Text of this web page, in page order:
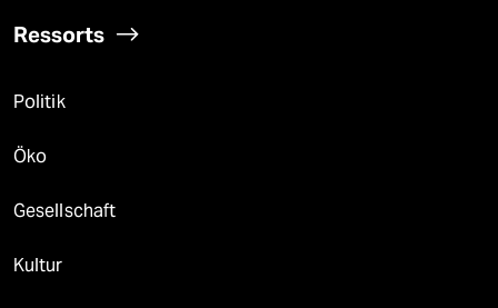
Ressorts
Politik
Öko
Gesellschaft
Kultur